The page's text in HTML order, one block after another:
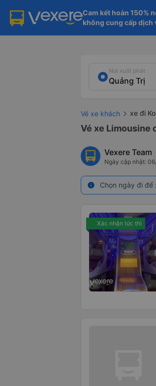
Cam kết hoàn 150%
không cung cấp dịch
Nơi xuất phát
Vé xe khách xe đi
Vé xe Limousine
Vexere Team
Ngày cập nhật:
info Chọn ngày đi
Xác nhận tức thì